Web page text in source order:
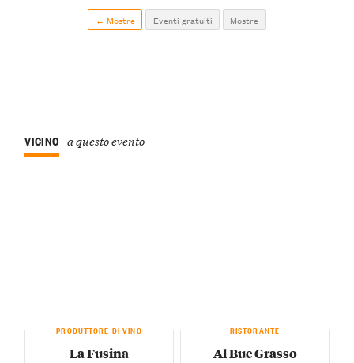
← Mostre Eventi gratuiti Mostre
VICINO a questo evento
PRODUTTORE DI VINO
La Fusina
RISTORANTE
Al Bue Grasso